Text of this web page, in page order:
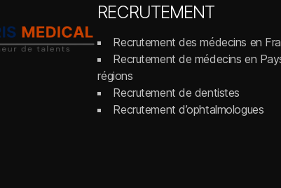
RECRUTEMENT
Recrutement des médecins en
Recrutement de médecins en
régions
Recrutement de dentistes
Recrutement d’ophtalmologues